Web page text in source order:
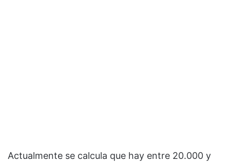
Actualmente se calcula que hay entre 20.000 y